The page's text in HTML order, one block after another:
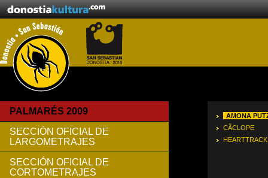
PALMARÉS 2009
SECCIÓN OFICIAL DE
LARGOMETRAJES
SECCIÓN OFICIAL DE
CORTOMETRAJES
AMONA
CÃ­CLOPE
HEARTTRACK